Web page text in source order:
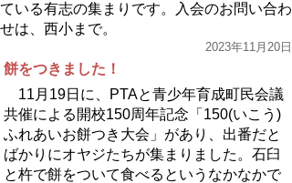
ている有志の集まりです。入会のお問い合わ
せは、西小まで。
2023年11月20日
餅をつきました！
11月19日に、PTAと青少年育成町民会議
共催による開校150周年記念「150(いこう)
ふれあいお餅つき大会」があり、出番だと
ばかりにオヤジたちが集まりました。石臼
と杵で餅をついて食べるというなかなかで